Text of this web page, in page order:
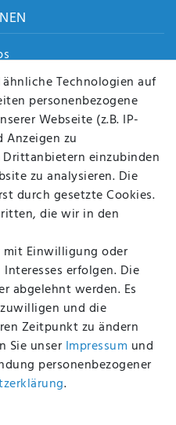
MIT
Technologien auf
personenbezogene
Webseite (z.B. IP-
Anzeigen zu
einzubinden
zu analysieren. Die
durch gesetzte Cookies.
die wir in den
Einwilligung oder
erfolgen. Die
abgelehnt werden. Es
und die
Zeitpunkt zu ändern
Sie unser Impressum und
personenbezogener
.